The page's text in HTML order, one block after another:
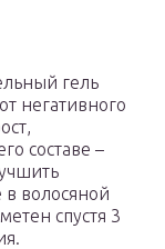
гель
негативного
составе –
волосяной
спустя 3